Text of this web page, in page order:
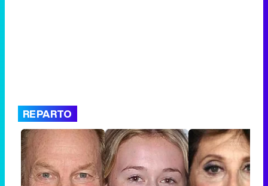
REPARTO